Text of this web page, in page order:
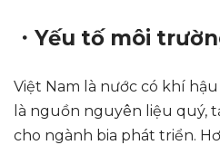
・Yếu tố môi
Việt Nam là nước có khí
là nguồn nguyên liệu quý,
cho ngành bia phát triển.